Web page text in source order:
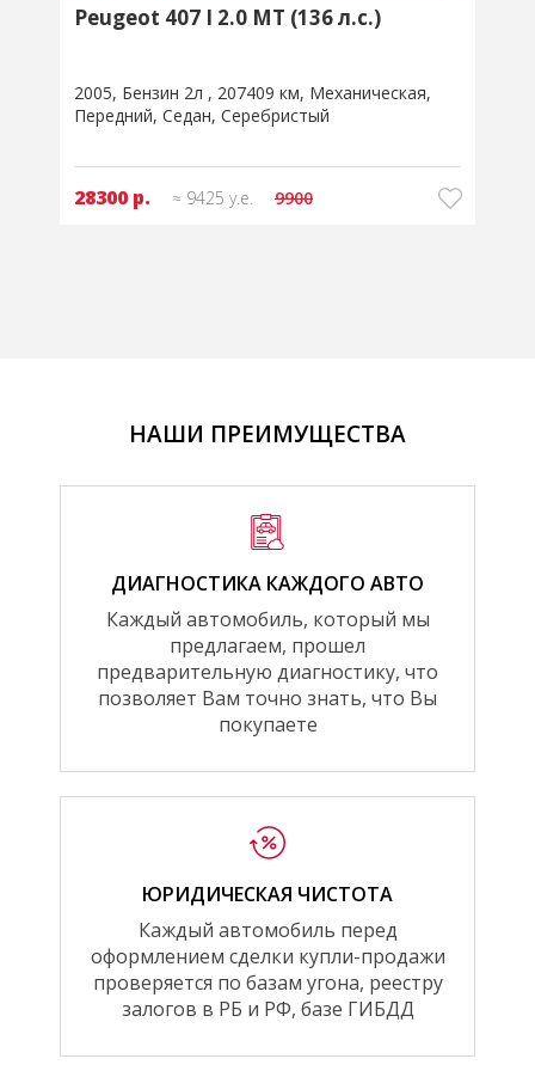
Honda Accord VIII 2.0 AT (156 л.с.)
2010 Бензин 2л 371568 км Автоматическая
Передний Седан Серебристый
31300 р. ≈ 10425 у.е. 10950
НАШИ ПРЕИМУЩЕСТВА
ДИАГНОСТИКА КАЖДОГО АВТО
Каждый автомобиль, который мы
предлагаем, прошел
предварительную диагностику, что
позволяет Вам точно знать, что Вы
покупаете
ЮРИДИЧЕСКАЯ ЧИСТОТА
Каждый автомобиль перед
оформлением сделки купли-продажи
проверяется по базам угона, реестру
залогов в РБ и РФ, базе ГИБДД